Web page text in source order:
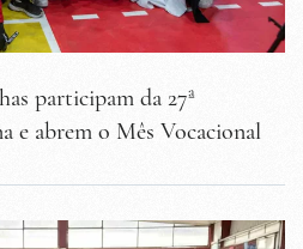
participam da 27ª
e abrem o Mês Vocacional